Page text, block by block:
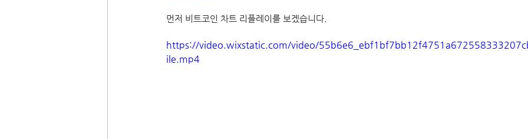
먼저 비트코인 차트 리플레이를 보겠습니다.
https://video.wixstatic.com/video/
ile.mp4